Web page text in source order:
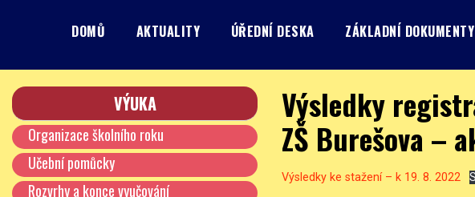
DOMŮ AKTUALITY ÚŘEDNÍ DESKA ZÁKLADNÍ
ZŠ Burešova
Základní škola, Praha 8, Burešova 14
Výsledky
ZŠ Burešova –
Výsledky ke stažení – k 19. 8. 2022
VÝUKA
Organizace školního roku
Učební pomůcky
Rozvrhy a konce vyučování